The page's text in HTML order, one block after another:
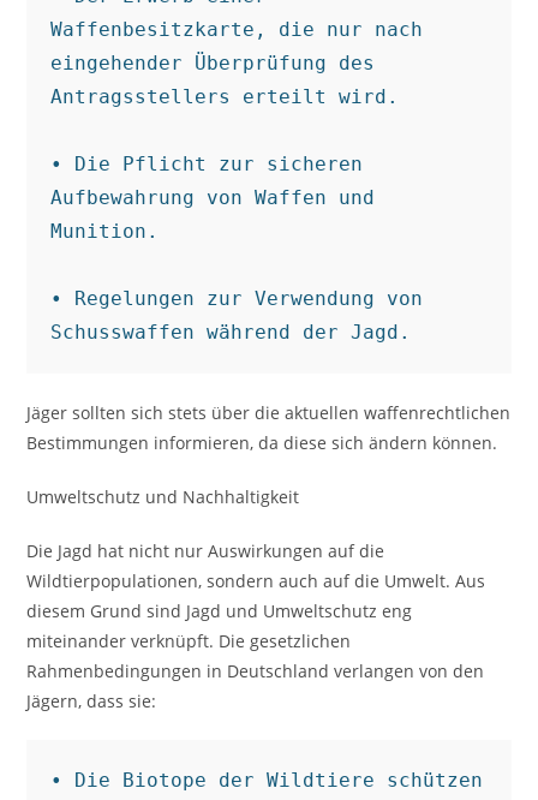
Waffenbesitzkarte, die nur nach
eingehender Überprüfung des
Antragsstellers erteilt wird.
• Die Pflicht zur sicheren
Aufbewahrung von Waffen und
Munition.
• Regelungen zur Verwendung von
Schusswaffen während der Jagd.
Jäger sollten sich stets über die aktuellen waffenrechtlichen
Bestimmungen informieren, da diese sich ändern können.
Umweltschutz und Nachhaltigkeit
Die Jagd hat nicht nur Auswirkungen auf die
Wildtierpopulationen, sondern auch auf die Umwelt. Aus
diesem Grund sind Jagd und Umweltschutz eng
miteinander verknüpft. Die gesetzlichen
Rahmenbedingungen in Deutschland verlangen von den
Jägern, dass sie:
• Die Biotope der Wildtiere schützen